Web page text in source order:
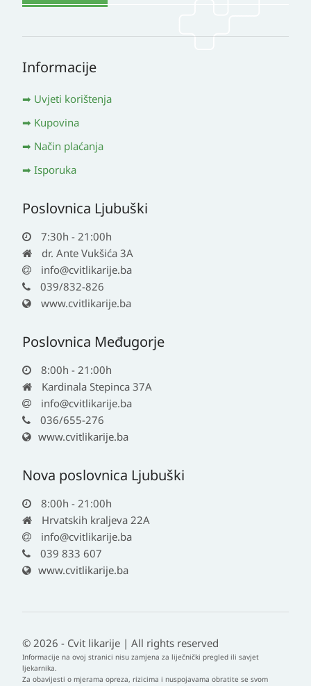
Informacije
Uvjeti korištenja
Kupovina
Način plaćanja
Isporuka
Poslovnica Ljubuški
7:30h - 21:00h
dr. Ante Vukšića 3A
info@cvitlikarije.ba
039/832-826
www.cvitlikarije.ba
Poslovnica Međugorje
8:00h - 21:00h
Kardinala Stepinca 37A
info@cvitlikarije.ba
036/655-276
www.cvitlikarije.ba
Nova poslovnica Ljubuški
8:00h - 21:00h
Hrvatskih kraljeva 22A
info@cvitlikarije.ba
039 833 607
www.cvitlikarije.ba
© 2026 - Cvit likarije | All rights reserved
Informacije na ovoj stranici nisu zamjena za liječnički pregled ili savjet
ljekarnika.
Za obavijesti o mjerama opreza, rizicima i nuspojavama obratite se svom